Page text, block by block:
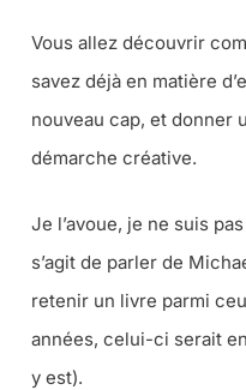
Vous allez découvrir
savez déjà en matière
nouveau cap, et donner
démarche créative.
Je l’avoue, je ne suis
s’agit de parler de
retenir un livre parmi
années, celui-ci serait
y est).